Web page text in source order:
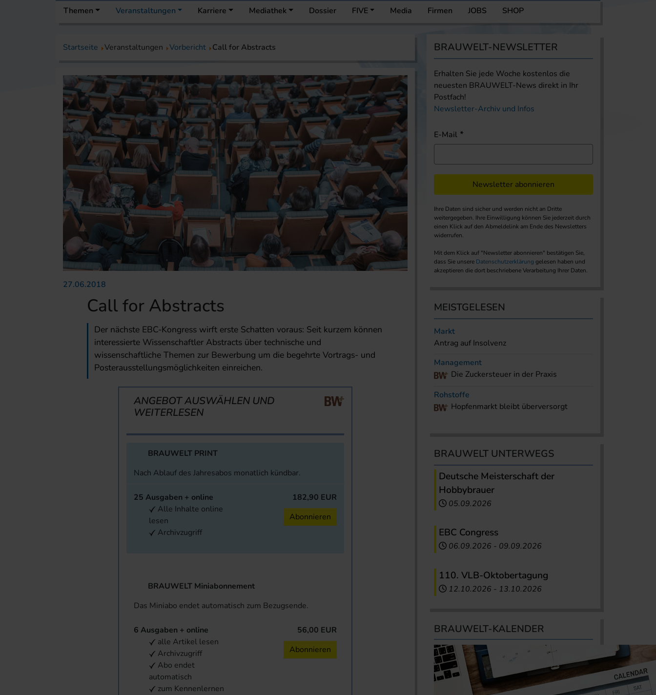
Themen Veranstaltungen Karriere Mediathek Dossier FIVE Media Firmen JOBS SHOP
Startseite Veranstaltungen Vorbericht Call for Abstracts
27.06.2018
Call for Abstracts
Der nächste EBC-Kongress wirft erste Schatten voraus: Seit kurzem können
interessierte Wissenschaftler Abstracts über technische und
wissenschaftliche Themen zur Bewerbung um die begehrte Vortrags- und
Posterausstellungsmöglichkeiten einreichen.
ANGEBOT AUSWÄHLEN UND
WEITERLESEN
BRAUWELT PRINT
Nach Ablauf des Jahresabos monatlich kündbar.
25 Ausgaben + online
Alle Inhalte online
lesen
Archivzugriff
182,90 EUR
Abonnieren
BRAUWELT Miniabonnement
Das Miniabo endet automatisch zum Bezugsende.
6 Ausgaben + online
alle Artikel lesen
Archivzugriff
Abo endet
automatisch
zum Kennenlernen
56,00 EUR
Abonnieren
BRAUWELT-NEWSLETTER
Erhalten Sie jede Woche kostenlos die
neuesten BRAUWELT-News direkt in Ihr
Postfach!
Newsletter-Archiv und Infos
E-Mail
Newsletter abonnieren
Ihre Daten sind sicher und werden nicht an Dritte
weitergegeben. Ihre Einwilligung können Sie jederzeit durch
einen Klick auf den Abmeldelink am Ende des Newsletters
widerrufen.
Mit dem Klick auf "Newsletter abonnieren" bestätigen Sie,
dass Sie unsere Datenschutzerklärung gelesen haben und
akzeptieren die dort beschriebene Verarbeitung Ihrer Daten.
MEISTGELESEN
Markt
Antrag auf Insolvenz
Management
Die Zuckersteuer in der Praxis
Rohstoffe
Hopfenmarkt bleibt überversorgt
BRAUWELT UNTERWEGS
Deutsche Meisterschaft der
Hobbybrauer
05.09.2026
EBC Congress
06.09.2026 - 09.09.2026
110. VLB-Oktobertagung
12.10.2026 - 13.10.2026
BRAUWELT-KALENDER